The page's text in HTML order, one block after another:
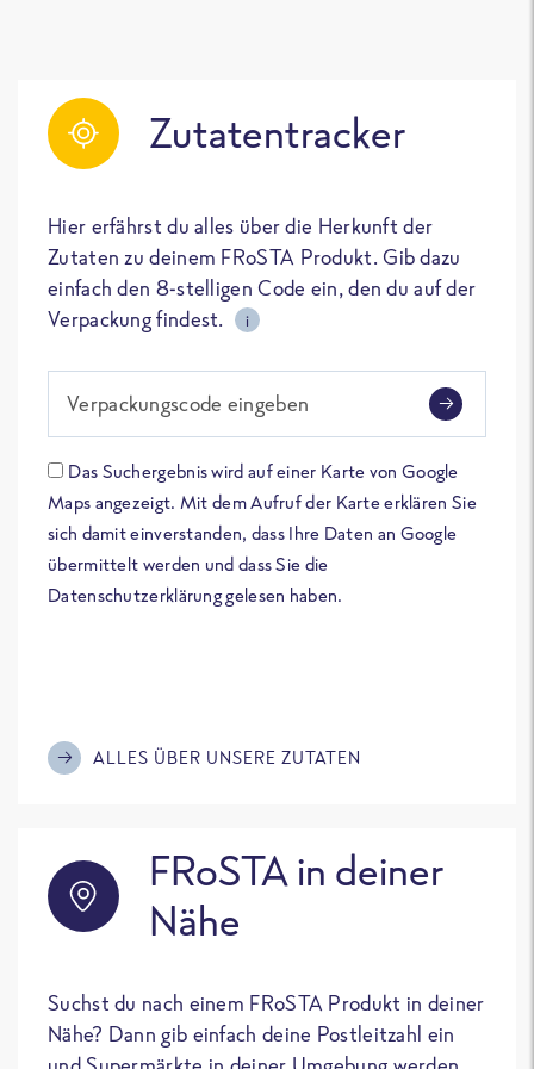
Zutatentracker
Hier erfährst du alles über die Herkunft der
Zutaten zu deinem FRoSTA Produkt. Gib dazu
einfach den 8-stelligen Code ein, den du auf der
Verpackung findest.
i
Verpackungscode eingeben
Das Suchergebnis wird auf einer Karte von Google
Maps angezeigt. Mit dem Aufruf der Karte erklären Sie
sich damit einverstanden, dass Ihre Daten an Google
übermittelt werden und dass Sie die
Datenschutzerklärung gelesen haben.
ALLES ÜBER UNSERE ZUTATEN
FRoSTA in deiner
Nähe
Suchst du nach einem FRoSTA Produkt in deiner
Nähe? Dann gib einfach deine Postleitzahl ein